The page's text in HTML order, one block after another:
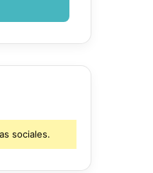
sociales.